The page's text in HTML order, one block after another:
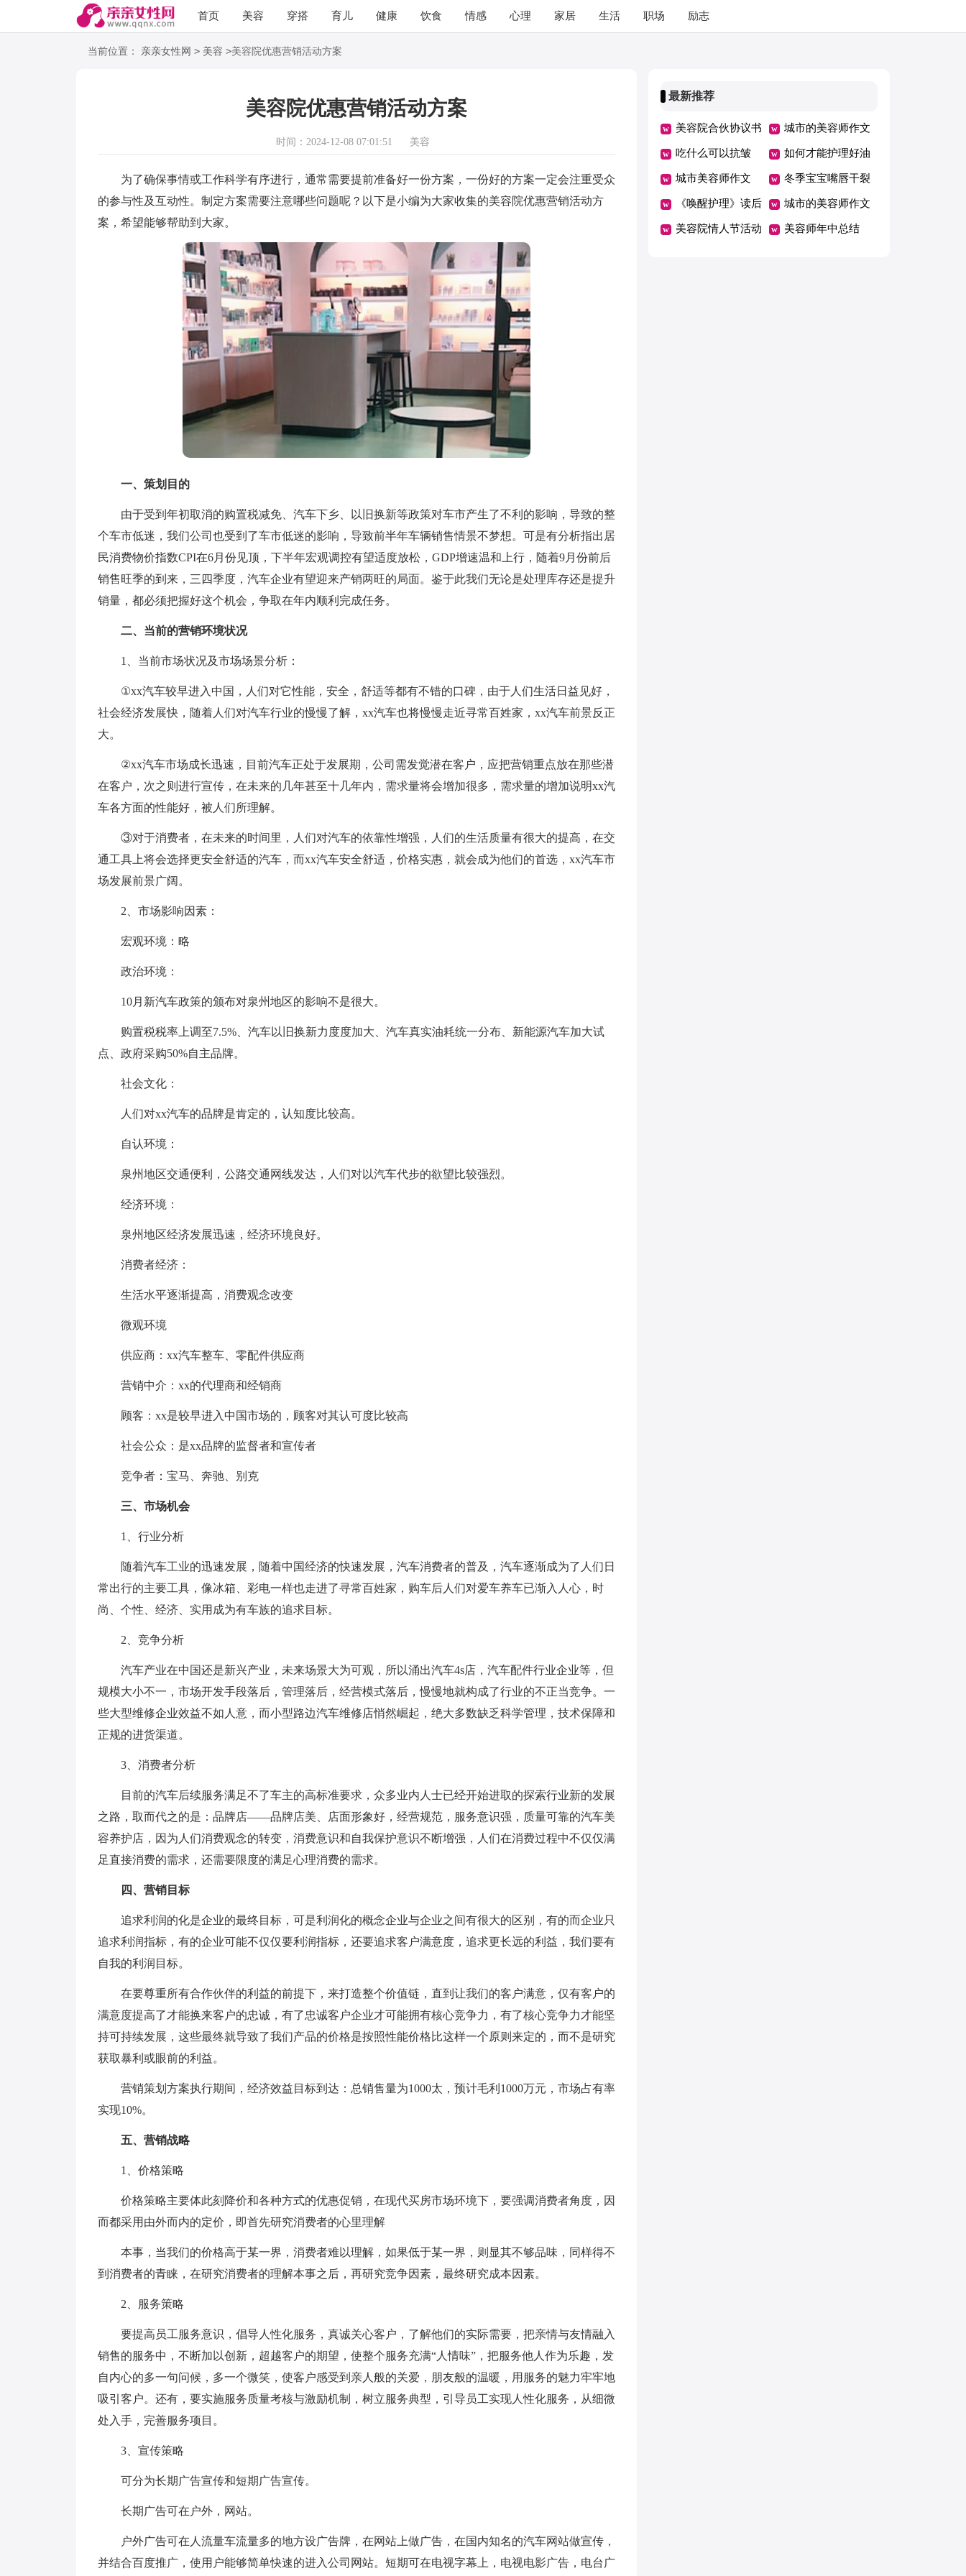
首页 美容 穿搭 育儿 健康 饮食 情感 心理 家居 生活 职场 励志
语录 阅读
当前位置： 亲亲女性网 > 美容 >美容院优惠营销活动方案
美容院优惠营销活动方案
时间：2024-12-08 07:01:51 美容
为了确保事情或工作科学有序进行，通常需要提前准备好一份方案，一份好的方案一定会注重受众
的参与性及互动性。制定方案需要注意哪些问题呢？以下是小编为大家收集的美容院优惠营销活动方
案，希望能够帮助到大家。
一、策划目的
由于受到年初取消的购置税减免、汽车下乡、以旧换新等政策对车市产生了不利的影响，导致的整
个车市低迷，我们公司也受到了车市低迷的影响，导致前半年车辆销售情景不梦想。可是有分析指出居
民消费物价指数CPI在6月份见顶，下半年宏观调控有望适度放松，GDP增速温和上行，随着9月份前后
销售旺季的到来，三四季度，汽车企业有望迎来产销两旺的局面。鉴于此我们无论是处理库存还是提升
销量，都必须把握好这个机会，争取在年内顺利完成任务。
二、当前的营销环境状况
1、当前市场状况及市场场景分析：
①xx汽车较早进入中国，人们对它性能，安全，舒适等都有不错的口碑，由于人们生活日益见好，
社会经济发展快，随着人们对汽车行业的慢慢了解，xx汽车也将慢慢走近寻常百姓家，xx汽车前景反正
大。
②xx汽车市场成长迅速，目前汽车正处于发展期，公司需发觉潜在客户，应把营销重点放在那些潜
在客户，次之则进行宣传，在未来的几年甚至十几年内，需求量将会增加很多，需求量的增加说明xx汽
车各方面的性能好，被人们所理解。
③对于消费者，在未来的时间里，人们对汽车的依靠性增强，人们的生活质量有很大的提高，在交
通工具上将会选择更安全舒适的汽车，而xx汽车安全舒适，价格实惠，就会成为他们的首选，xx汽车市
场发展前景广阔。
2、市场影响因素：
宏观环境：略
政治环境：
10月新汽车政策的颁布对泉州地区的影响不是很大。
购置税税率上调至7.5%、汽车以旧换新力度度加大、汽车真实油耗统一分布、新能源汽车加大试
点、政府采购50%自主品牌。
社会文化：
人们对xx汽车的品牌是肯定的，认知度比较高。
自认环境：
泉州地区交通便利，公路交通网线发达，人们对以汽车代步的欲望比较强烈。
经济环境：
泉州地区经济发展迅速，经济环境良好。
消费者经济：
生活水平逐渐提高，消费观念改变
微观环境
供应商：xx汽车整车、零配件供应商
营销中介：xx的代理商和经销商
顾客：xx是较早进入中国市场的，顾客对其认可度比较高
社会公众：是xx品牌的监督者和宣传者
竞争者：宝马、奔驰、别克
三、市场机会
1、行业分析
随着汽车工业的迅速发展，随着中国经济的快速发展，汽车消费者的普及，汽车逐渐成为了人们日
常出行的主要工具，像冰箱、彩电一样也走进了寻常百姓家，购车后人们对爱车养车已渐入人心，时
尚、个性、经济、实用成为有车族的追求目标。
2、竞争分析
汽车产业在中国还是新兴产业，未来场景大为可观，所以涌出汽车4s店，汽车配件行业企业等，但
规模大小不一，市场开发手段落后，管理落后，经营模式落后，慢慢地就构成了行业的不正当竞争。一
些大型维修企业效益不如人意，而小型路边汽车维修店悄然崛起，绝大多数缺乏科学管理，技术保障和
正规的进货渠道。
3、消费者分析
目前的汽车后续服务满足不了车主的高标准要求，众多业内人士已经开始进取的探索行业新的发展
之路，取而代之的是：品牌店——品牌店美、店面形象好，经营规范，服务意识强，质量可靠的汽车美
容养护店，因为人们消费观念的转变，消费意识和自我保护意识不断增强，人们在消费过程中不仅仅满
足直接消费的需求，还需要限度的满足心理消费的需求。
四、营销目标
追求利润的化是企业的最终目标，可是利润化的概念企业与企业之间有很大的区别，有的而企业只
追求利润指标，有的企业可能不仅仅要利润指标，还要追求客户满意度，追求更长远的利益，我们要有
自我的利润目标。
在要尊重所有合作伙伴的利益的前提下，来打造整个价值链，直到让我们的客户满意，仅有客户的
满意度提高了才能换来客户的忠诚，有了忠诚客户企业才可能拥有核心竞争力，有了核心竞争力才能坚
持可持续发展，这些最终就导致了我们产品的价格是按照性能价格比这样一个原则来定的，而不是研究
获取暴利或眼前的利益。
营销策划方案执行期间，经济效益目标到达：总销售量为1000太，预计毛利1000万元，市场占有率
实现10%。
五、营销战略
1、价格策略
价格策略主要体此刻降价和各种方式的优惠促销，在现代买房市场环境下，要强调消费者角度，因
而都采用由外而内的定价，即首先研究消费者的心里理解
本事，当我们的价格高于某一界，消费者难以理解，如果低于某一界，则显其不够品味，同样得不
到消费者的青睐，在研究消费者的理解本事之后，再研究竞争因素，最终研究成本因素。
2、服务策略
要提高员工服务意识，倡导人性化服务，真诚关心客户，了解他们的实际需要，把亲情与友情融入
销售的服务中，不断加以创新，超越客户的期望，使整个服务充满“人情味”，把服务他人作为乐趣，发
自内心的多一句问候，多一个微笑，使客户感受到亲人般的关爱，朋友般的温暖，用服务的魅力牢牢地
吸引客户。还有，要实施服务质量考核与激励机制，树立服务典型，引导员工实现人性化服务，从细微
处入手，完善服务项目。
3、宣传策略
可分为长期广告宣传和短期广告宣传。
长期广告可在户外，网站。
户外广告可在人流量车流量多的地方设广告牌，在网站上做广告，在国内知名的汽车网站做宣传，
并结合百度推广，使用户能够简单快速的进入公司网站。短期可在电视字幕上，电视电影广告，电台广
最新推荐
美容院合伙协议书 城市的美容师作文
吃什么可以抗皱 如何才能护理好油
性肌肤
城市美容师作文
400字
冬季宝宝嘴唇干裂
妈妈们该如何护理
《唤醒护理》读后
感
城市的美容师作文
美容院情人节活动 美容师年中总结